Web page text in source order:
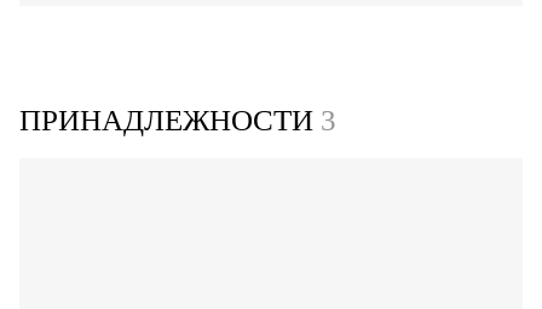
ПРИНАДЛЕЖНОСТИ 3